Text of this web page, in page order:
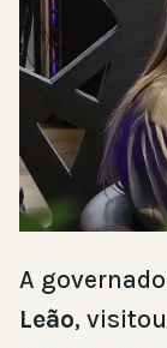
A
Leão,